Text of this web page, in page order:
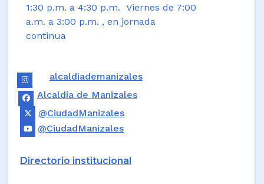
1:30 p.m. a 4:30 p.m. Viernes de 7:00
a.m. a 3:00 p.m. , en jornada
continua
alcaldiademanizales
Alcaldía de Manizales
@CiudadManizales
@CiudadManizales
Directorio institucional